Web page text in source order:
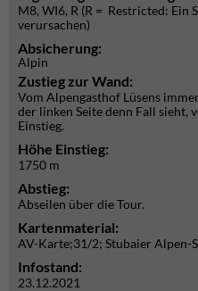
M8, WI6, R (R = Restricted: Ein
verursachen)
Absicherung:
Alpin
Zustieg zur Wand:
Vom Alpengasthof Lüsens
der linken Seite denn Fall sieht,
Einstieg.
Höhe Einstieg:
1750 m
Abstieg:
Abseilen über die Tour.
Kartenmaterial:
AV-Karte;31/2; Stubaier Alpen-
Infostand:
23.12.2021